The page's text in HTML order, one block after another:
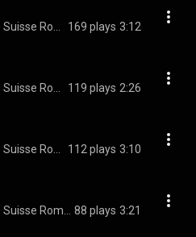
169 plays 3:12
119 plays 2:26
112 plays 3:10
88 plays 3:21